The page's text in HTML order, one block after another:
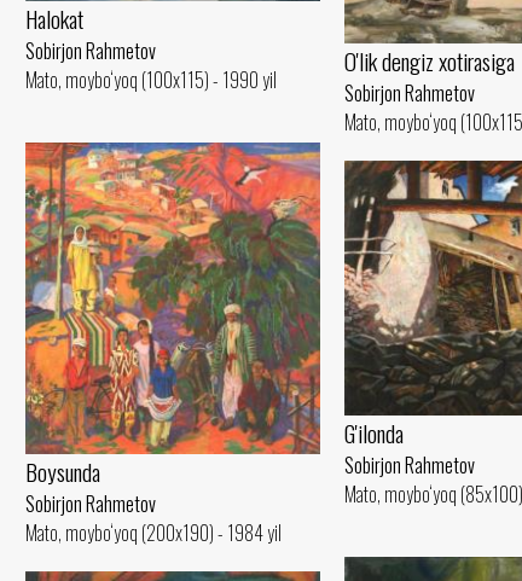
Halokat
Sobirjon Rahmetov
Mato, moybo‘yoq (100x115) - 1990 yil
O'lik dengiz xotirasiga
Sobirjon Rahmetov
Mato, moybo‘yoq
Boysunda
Sobirjon Rahmetov
Mato, moybo‘yoq (200x190) - 1984 yil
G'ilonda
Sobirjon Rahmetov
Mato, moybo‘yoq